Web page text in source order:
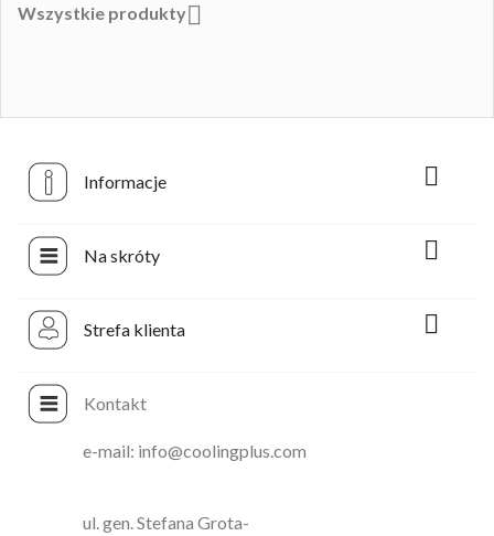
Wszystkie produkty
Informacje 
Na skróty 
Strefa klienta 
Kontakt
e-mail: info@coolingplus.com
ul. gen. Stefana Grota-